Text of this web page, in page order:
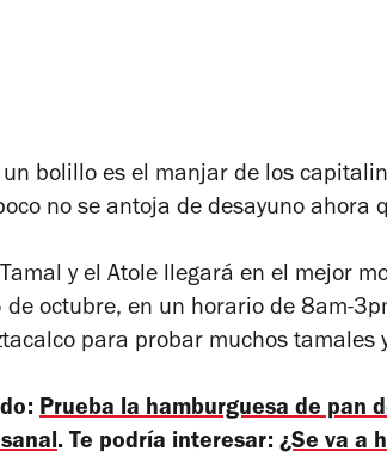
bolillo es el manjar de los
no se antoja de desayuno ahora
y el Atole llegará en el mejor
octubre, en un horario de 8am-
para probar muchos tamales
Prueba la hamburguesa de pan
. Te podría interesar: ¿Se va a